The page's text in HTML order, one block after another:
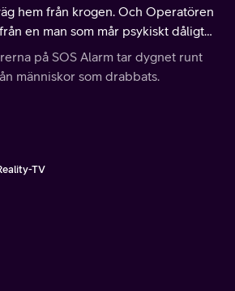
hem från krogen. Och Operatören
en man som mår psykiskt dåligt
på SOS Alarm tar dygnet runt
människor som drabbats.
TV